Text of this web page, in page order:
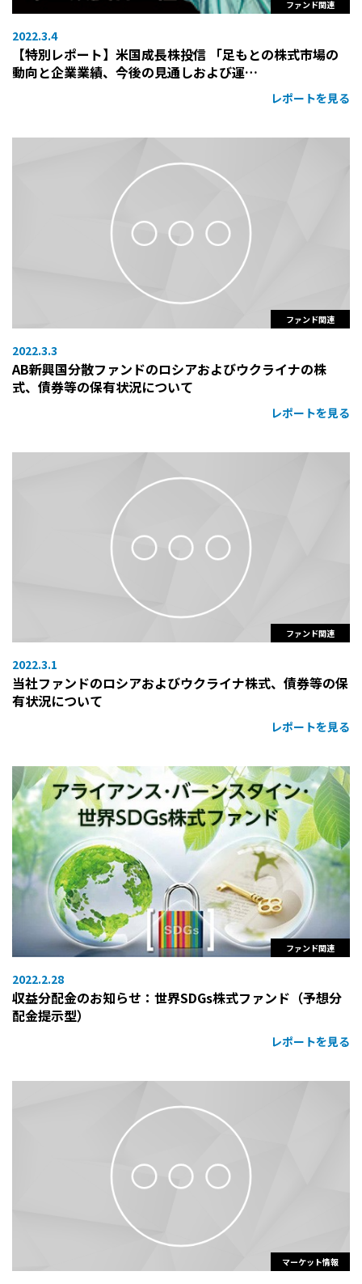
ファンド関連
2022.3.4
【特別レポート】米国成長株投信 「足もとの株式市場の
動向と企業業績、今後の見通しおよび運…
レポートを見る
ファンド関連
2022.3.3
AB新興国分散ファンドのロシアおよびウクライナの株
式、債券等の保有状況について
レポートを見る
ファンド関連
2022.3.1
当社ファンドのロシアおよびウクライナ株式、債券等の保
有状況について
レポートを見る
ファンド関連
2022.2.28
収益分配金のお知らせ：世界SDGs株式ファンド（予想分
配金提示型）
レポートを見る
マーケット情報